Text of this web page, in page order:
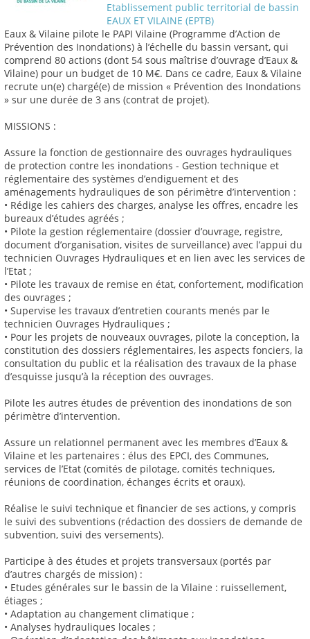
Etablissement public territorial de bassin
EAUX ET VILAINE (EPTB)
Eaux & Vilaine pilote le PAPI Vilaine (Programme d’Action de
Prévention des Inondations) à l’échelle du bassin versant, qui
comprend 80 actions (dont 54 sous maîtrise d’ouvrage d’Eaux &
Vilaine) pour un budget de 10 M€. Dans ce cadre, Eaux & Vilaine
recrute un(e) chargé(e) de mission « Prévention des Inondations
» sur une durée de 3 ans (contrat de projet).
MISSIONS :
Assure la fonction de gestionnaire des ouvrages hydrauliques
de protection contre les inondations - Gestion technique et
réglementaire des systèmes d’endiguement et des
aménagements hydrauliques de son périmètre d’intervention :
• Rédige les cahiers des charges, analyse les offres, encadre les
bureaux d’études agréés ;
• Pilote la gestion réglementaire (dossier d’ouvrage, registre,
document d’organisation, visites de surveillance) avec l’appui du
technicien Ouvrages Hydrauliques et en lien avec les services de
l’Etat ;
• Pilote les travaux de remise en état, confortement, modification
des ouvrages ;
• Supervise les travaux d’entretien courants menés par le
technicien Ouvrages Hydrauliques ;
• Pour les projets de nouveaux ouvrages, pilote la conception, la
constitution des dossiers réglementaires, les aspects fonciers, la
consultation du public et la réalisation des travaux de la phase
d’esquisse jusqu’à la réception des ouvrages.
Pilote les autres études de prévention des inondations de son
périmètre d’intervention.
Assure un relationnel permanent avec les membres d’Eaux &
Vilaine et les partenaires : élus des EPCI, des Communes,
services de l’Etat (comités de pilotage, comités techniques,
réunions de coordination, échanges écrits et oraux).
Réalise le suivi technique et financier de ses actions, y compris
le suivi des subventions (rédaction des dossiers de demande de
subvention, suivi des versements).
Participe à des études et projets transversaux (portés par
d’autres chargés de mission) :
• Etudes générales sur le bassin de la Vilaine : ruissellement,
étiages ;
• Adaptation au changement climatique ;
• Analyses hydrauliques locales ;